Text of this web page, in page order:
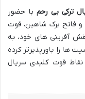
ترکی بی رحمبا حضور
و فاتح برک شاهین، قوت
آفرینی های خود، به
ها را باورپذیرتر کرده
نقاط قوت کلیدی سریال